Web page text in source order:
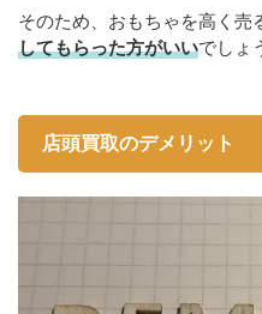
そのため、おもちゃを高く売
してもらった方がいいでしょ
店頭買取のデメリット